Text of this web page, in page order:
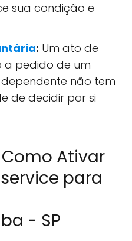
sua condição e
: Um ato de
a pedido de um
não tem
de decidir por si
Como Ativar
para
- SP